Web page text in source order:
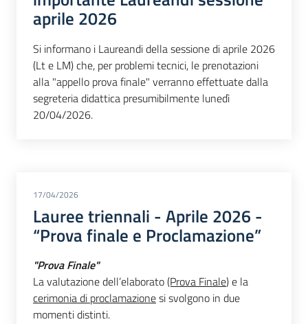
aprile 2026
Si informano i Laureandi della sessione di aprile 2026
(Lt e LM) che, per problemi tecnici, le prenotazioni
alla "appello prova finale" verranno effettuate dalla
segreteria didattica presumibilmente lunedì
20/04/2026.
17/04/2026
Lauree triennali - Aprile 2026 -
“Prova finale e Proclamazione”
"Prova Finale"
La valutazione dell’elaborato(Prova Finale) e la
cerimonia di proclamazionesi svolgono in due
momenti distinti.